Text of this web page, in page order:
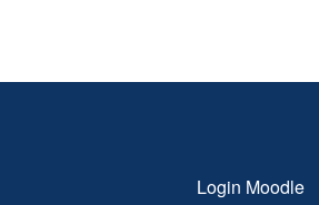
Login Moodle